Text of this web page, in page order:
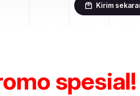
Kirim
spesial!